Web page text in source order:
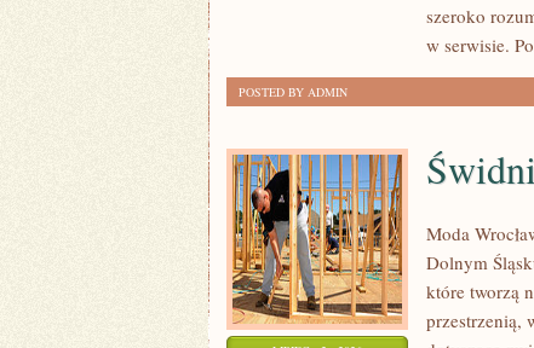
szeroko
w serwisie.
POSTED BY ADMIN
Moda
Dolnym
które tworzą
przestrzenią,